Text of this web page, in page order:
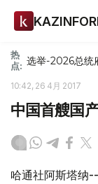
热
点: 选举-2026总统
10:42, 26 4月 2017
中国首艘国
哈通社阿斯塔纳